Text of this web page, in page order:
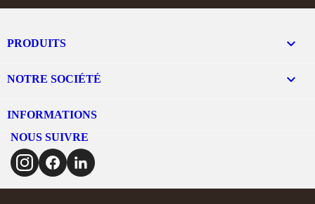
PRODUITS 
NOTRE SOCIÉTÉ 
INFORMATIONS
NOUS SUIVRE